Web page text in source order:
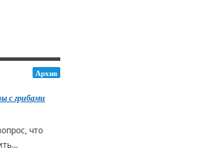
Архив
с грибами
что